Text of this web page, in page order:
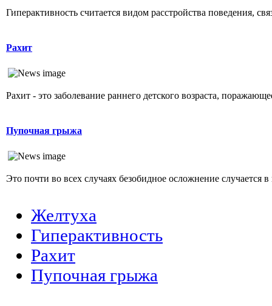
Гиперактивность считается видом расстройства поведения,
Рахит
Рахит - это заболевание раннего детского возраста,
Пупочная грыжа
Это почти во всех случаях безобидное осложнение случается
Желтуха
Гиперактивность
Рахит
Пупочная грыжа